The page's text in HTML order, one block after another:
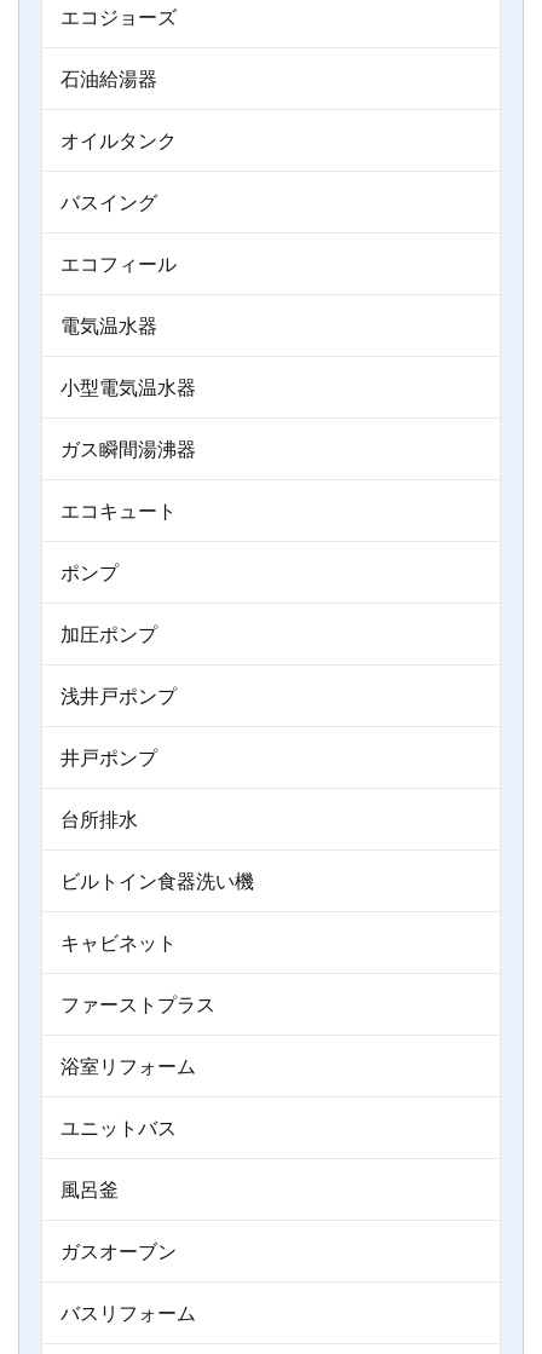
エコジョーズ
石油給湯器
オイルタンク
バスイング
エコフィール
電気温水器
小型電気温水器
ガス瞬間湯沸器
エコキュート
ポンプ
加圧ポンプ
浅井戸ポンプ
井戸ポンプ
台所排水
ビルトイン食器洗い機
キャビネット
ファーストプラス
浴室リフォーム
ユニットバス
風呂釜
ガスオーブン
バスリフォーム